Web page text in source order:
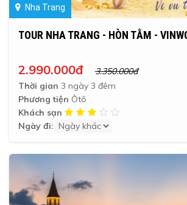
Nha Trang
TOUR NHA TRANG - HÒN TẰM -
2.990.000đ
3.350.000đ
Thời gian 3 ngày 3 đêm
Phương tiện Ôtô
Khách sạn
Ngày đi: